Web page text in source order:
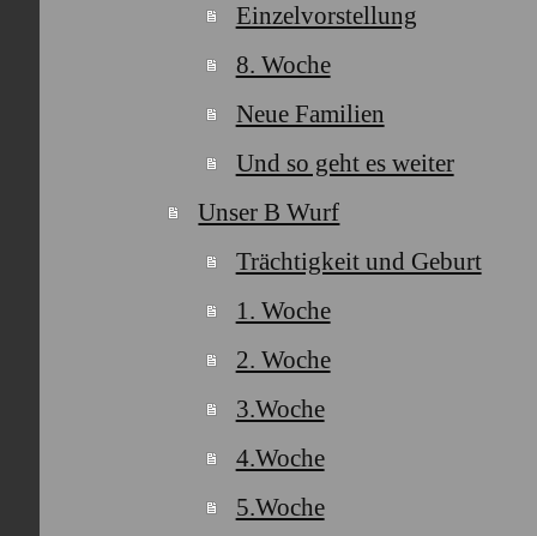
Einzelvorstellung
8. Woche
Neue Familien
Und so geht es weiter
Unser B Wurf
Trächtigkeit und Geburt
1. Woche
2. Woche
3.Woche
4.Woche
5.Woche